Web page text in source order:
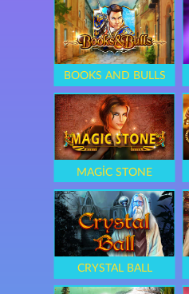
BOOKS AND BULLS
MAGIC STONE
CRYSTAL BALL